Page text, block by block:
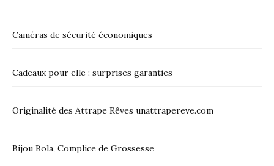
Caméras de sécurité économiques
Cadeaux pour elle : surprises garanties
Originalité des Attrape Rêves unattrapereve.com
Bijou Bola, Complice de Grossesse